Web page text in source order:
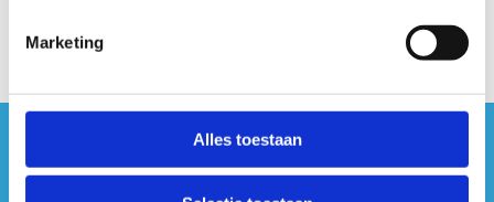
Marketing
Alles toestaan
#sportersbelevenmeer